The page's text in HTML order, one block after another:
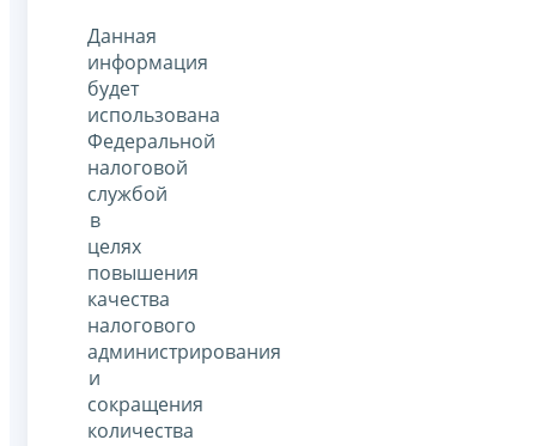
Данная
информация
будет
использована
Федеральной
налоговой
службой
в
целях
повышения
качества
налогового
администрирования
и
сокращения
количества